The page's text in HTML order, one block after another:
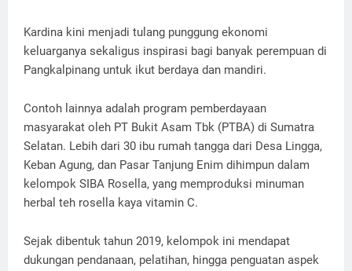
Kardina kini menjadi tulang punggung ekonomi
keluarganya sekaligus inspirasi bagi banyak perempuan di
Pangkalpinang untuk ikut berdaya dan mandiri.
Contoh lainnya adalah program pemberdayaan
masyarakat oleh PT Bukit Asam Tbk (PTBA) di Sumatra
Selatan. Lebih dari 30 ibu rumah tangga dari Desa Lingga,
Keban Agung, dan Pasar Tanjung Enim dihimpun dalam
kelompok SIBA Rosella, yang memproduksi minuman
herbal teh rosella kaya vitamin C.
Sejak dibentuk tahun 2019, kelompok ini mendapat
dukungan pendanaan, pelatihan, hingga penguatan aspek